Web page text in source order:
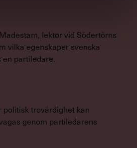
lektor vid Södertörns
vilka egenskaper svenska
partiledare.
politisk trovärdighet kan
genom partiledarens